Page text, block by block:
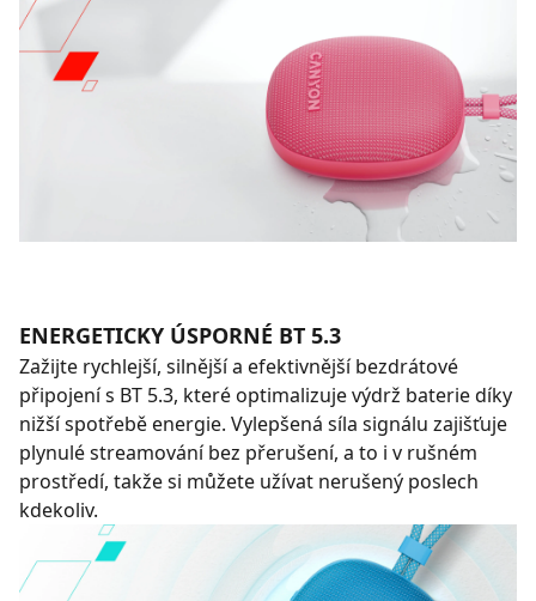
ENERGETICKY ÚSPORNÉ BT 5.3
Zažijte rychlejší, silnější a efektivnější bezdrátové
připojení s BT 5.3, které optimalizuje výdrž baterie díky
nižší spotřebě energie. Vylepšená síla signálu zajišťuje
plynulé streamování bez přerušení, a to i v rušném
prostředí, takže si můžete užívat nerušený poslech
kdekoliv.